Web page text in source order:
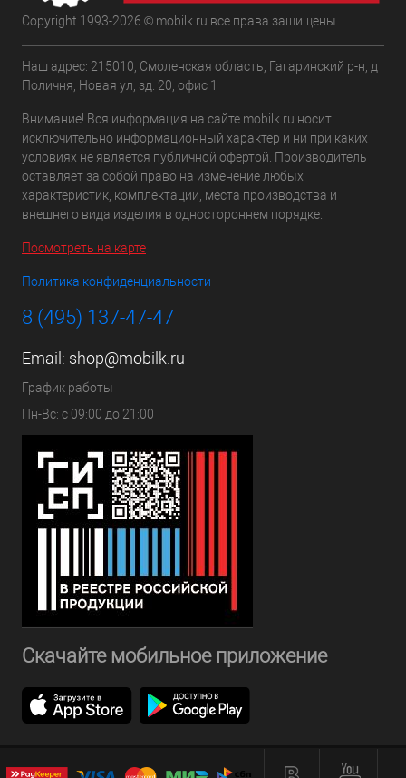
Copyright 1993-2026 © mobilk.ru все права защищены.
Наш адрес: 215010, Смоленская область, Гагаринский р-н, д
Поличня, Новая ул, зд. 20, офис 1
Внимание! Вся информация на сайте mobilk.ru носит
исключительно информационный характер и ни при каких
условиях не является публичной офертой. Производитель
оставляет за собой право на изменение любых
характеристик, комплектации, места производства и
внешнего вида изделия в одностороннем порядке.
Посмотреть на карте
Политика конфиденциальности
8 (495) 137-47-47
Email: shop@mobilk.ru
График работы
Пн-Вс: с 09:00 до 21:00
Скачайте мобильное приложение